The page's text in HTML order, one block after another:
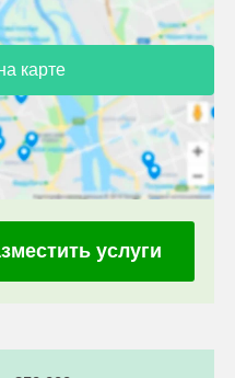
карте
услуги